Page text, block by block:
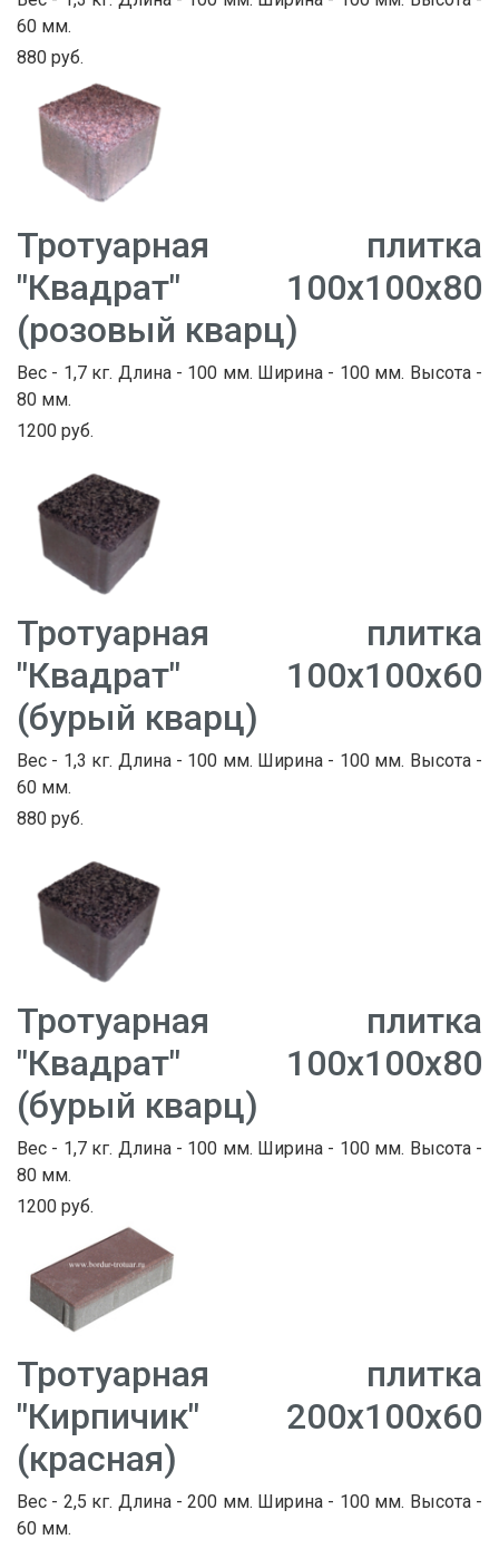
60 мм.
880 руб.
Тротуарная плитка
"Квадрат" 100х100х80
(розовый кварц)
Вес - 1,7 кг. Длина - 100 мм. Ширина - 100 мм. Высота -
80 мм.
1200 руб.
Тротуарная плитка
"Квадрат" 100х100х60
(бурый кварц)
Вес - 1,3 кг. Длина - 100 мм. Ширина - 100 мм. Высота -
60 мм.
880 руб.
Тротуарная плитка
"Квадрат" 100х100х80
(бурый кварц)
Вес - 1,7 кг. Длина - 100 мм. Ширина - 100 мм. Высота -
80 мм.
1200 руб.
Тротуарная плитка
"Кирпичик" 200х100х60
(красная)
Вес - 2,5 кг. Длина - 200 мм. Ширина - 100 мм. Высота -
60 мм.